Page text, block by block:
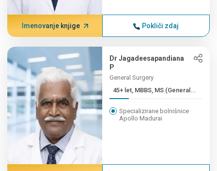
Imenovanje knjige Pokliči zdaj
Dr Jagadeesapandiana
P
General Surgery
45+ let, MBBS, MS (General...
Specializirane bolnišnice
Apollo Madurai